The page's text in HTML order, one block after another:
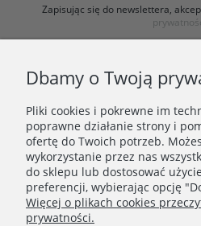
Zapisując się do newslettera,
ZAKUPY
PORADNIK
Dbamy o Twoją
Pliki cookies i pokrewne im
poprawne działanie strony i
ofertę do Twoich potrzeb.
wykorzystanie przez nas
do sklepu lub dostosować
preferencji, wybierając opcję
Więcej o plikach cookies
prywatności.